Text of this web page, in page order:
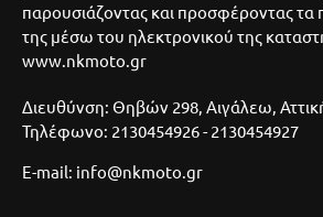
παρουσιάζοντας και προσφέροντας τα
της μέσω του ηλεκτρονικού της
www.nkmoto.gr
Διευθύνση: Θηβών 298, Αιγάλεω,
Τηλέφωνο: 2130454926 -
E-mail: info@nkmoto.gr